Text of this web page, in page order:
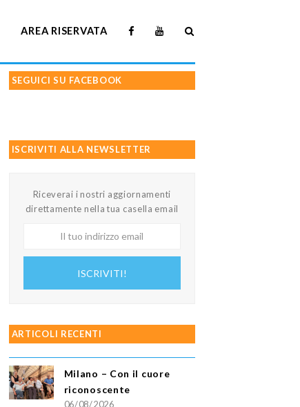
AREA RISERVATA
SEGUICI SU FACEBOOK
ISCRIVITI ALLA NEWSLETTER
Riceverai i nostri aggiornamenti
direttamente nella tua casella email
ISCRIVITI!
ARTICOLI RECENTI
Milano – Con il cuore
riconoscente
06/08/2026